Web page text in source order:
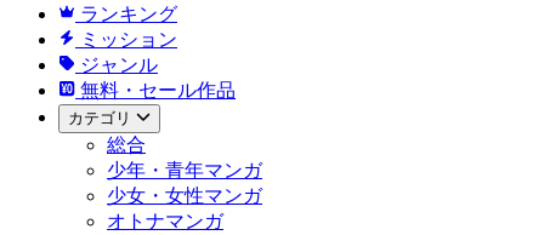
ランキング
ミッション
ジャンル
無料・セール作品
カテゴリ
総合
少年・青年マンガ
少女・女性マンガ
オトナマンガ